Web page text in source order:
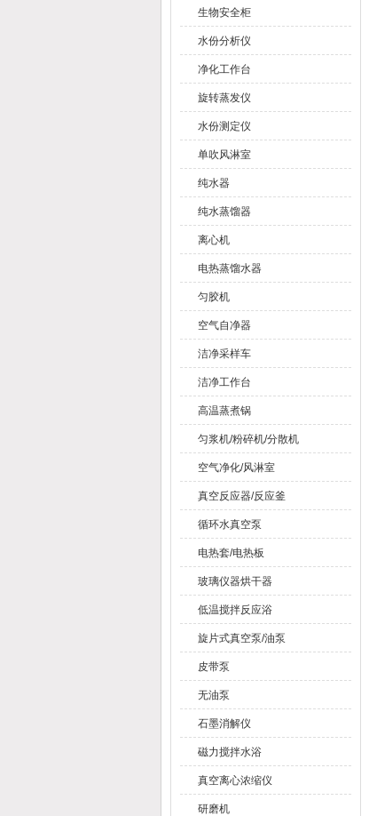
生物安全柜
水份分析仪
净化工作台
旋转蒸发仪
水份测定仪
单吹风淋室
纯水器
纯水蒸馏器
离心机
电热蒸馏水器
匀胶机
空气自净器
洁净采样车
洁净工作台
高温蒸煮锅
匀浆机/粉碎机/分散机
空气净化/风淋室
真空反应器/反应釜
循环水真空泵
电热套/电热板
玻璃仪器烘干器
低温搅拌反应浴
旋片式真空泵/油泵
皮带泵
无油泵
石墨消解仪
磁力搅拌水浴
真空离心浓缩仪
研磨机